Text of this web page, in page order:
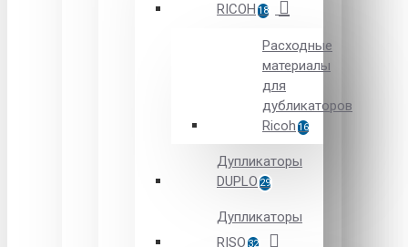
RICOH 18
Расходные
материалы
для
дубликаторов
Ricoh 16
Дупликаторы
DUPLO 29
Дупликаторы
RISO 32